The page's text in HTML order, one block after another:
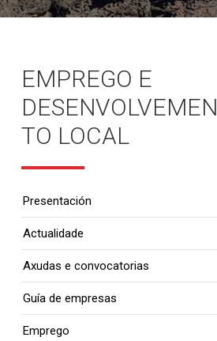
EMPREGO E
DESENVOLVEMEN
TO LOCAL
Presentación
Actualidade
Axudas e convocatorias
Guía de empresas
Emprego